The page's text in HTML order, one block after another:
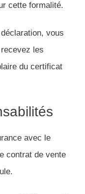
cette formalité.
vous
les
du certificat
avec le
contrat de vente